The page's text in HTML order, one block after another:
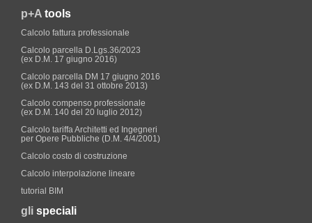
p+A tools
Calcolo fattura professionale
Calcolo parcella D.Lgs.36/2023
(ex D.M. 17 giugno 2016)
Calcolo parcella DM 17 giugno 2016
(ex D.M. 143 del 31 ottobre 2013)
Calcolo compenso professionale
(ex D.M. 140 del 20 luglio 2012)
Calcolo tariffa Architetti ed Ingegneri
per Opere Pubbliche (D.M. 4/4/2001)
Calcolo costo di costruzione
Calcolo interpolazione lineare
tutorial BIM
gli speciali